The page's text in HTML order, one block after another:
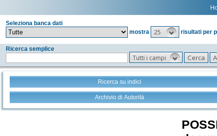
Seleziona banca dati
mostra
25 risultati per
Ricerca semplice
Tutti i campi
Ricerca su indici
Archivio di Autorità